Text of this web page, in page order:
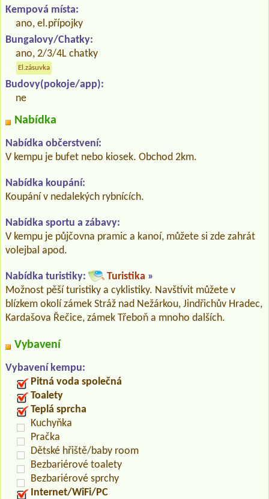
Kempová místa:
ano, el.přípojky
Bungalovy/Chatky:
ano, 2/3/4L chatky
El.zásuvka
Budovy(pokoje/app):
ne
Nabídka
Nabídka občerstvení:
V kempu je bufet nebo kiosek. Obchod 2km.
Nabídka koupání:
Koupání v nedalekých rybnících.
Nabídka sportu a zábavy:
V kempu je půjčovna pramic a kanoí, můžete si zde zahrát
volejbal apod.
Nabídka turistiky: Turistika »
Možnost pěší turistiky a cyklistiky. Navštívit můžete v
blízkem okolí zámek Stráž nad Nežárkou, Jindřichův Hradec,
Kardašova Řečice, zámek Třeboň a mnoho dalších.
Vybavení
Vybavení kempu:
Pitná voda společná
Toalety
Teplá sprcha
Kuchyňka
Pračka
Dětské hřiště/baby room
Bezbariérové toalety
Bezbariérové sprchy
Internet/WiFi/PC